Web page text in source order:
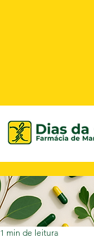
1 min de leitura